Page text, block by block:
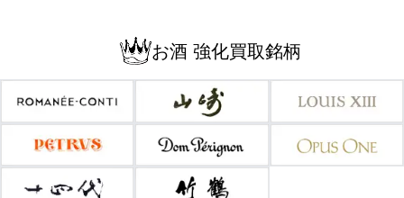
お酒 強化買取銘柄